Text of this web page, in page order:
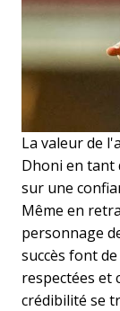
La valeur de
Dhoni en tant
sur une
Même en
personnage
succès font
respectées et
crédibilité se